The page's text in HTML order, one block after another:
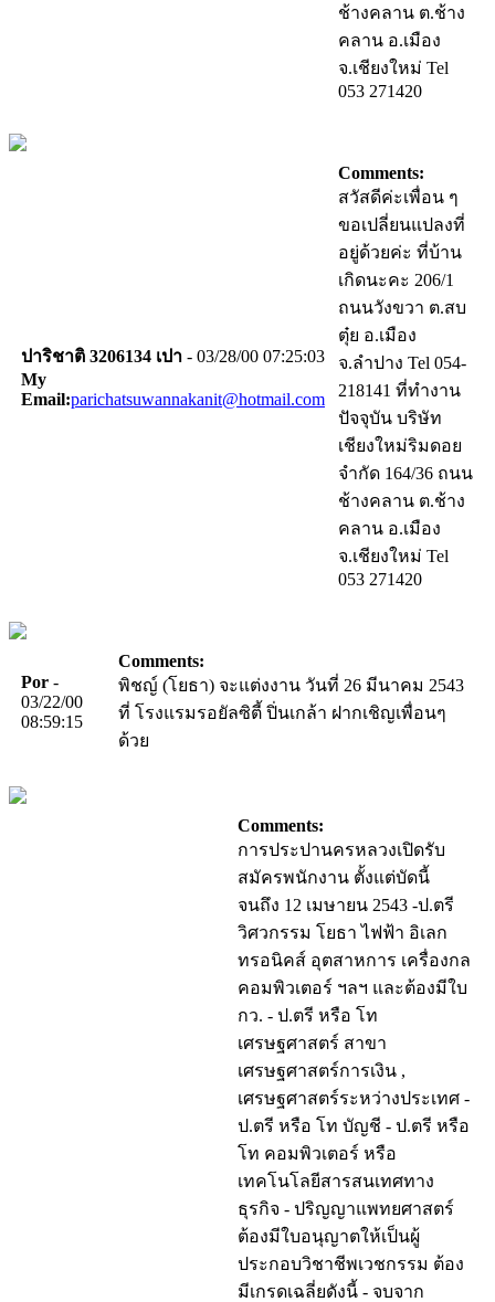
ช้างคลาน ต.ช้าง
คลาน อ.เมือง
จ.เชียงใหม่ Tel
053 271420
ปาริชาติ 3206134 เปา - 03/28/00 07:25:03
My
Email:parichatsuwannakanit@hotmail.com
Comments:
สวัสดีค่ะเพื่อน ๆ
ขอเปลี่ยนแปลงที่
อยู่ด้วยค่ะ ที่บ้าน
เกิดนะคะ 206/1
ถนนวังขวา ต.สบ
ตุ๋ย อ.เมือง
จ.ลำปาง Tel 054-
218141 ที่ทำงาน
ปัจจุบัน บริษัท
เชียงใหม่ริมดอย
จำกัด 164/36 ถนน
ช้างคลาน ต.ช้าง
คลาน อ.เมือง
จ.เชียงใหม่ Tel
053 271420
Por -
03/22/00
08:59:15
Comments:
พิชญ์ (โยธา) จะแต่งงาน วันที่ 26 มีนาคม 2543
ที่ โรงแรมรอยัลซิตี้ ปิ่นเกล้า ฝากเชิญเพื่อนๆ
ด้วย
Comments:
การประปานครหลวงเปิดรับ
สมัครพนักงาน ตั้งแต่บัดนี้
จนถึง 12 เมษายน 2543 -ป.ตรี
วิศวกรรม โยธา ไฟฟ้า อิเลก
ทรอนิคส์ อุตสาหการ เครื่องกล
คอมพิวเตอร์ ฯลฯ และต้องมีใบ
กว. - ป.ตรี หรือ โท
เศรษฐศาสตร์ สาขา
เศรษฐศาสตร์การเงิน ,
เศรษฐศาสตร์ระหว่างประเทศ -
ป.ตรี หรือ โท บัญชี - ป.ตรี หรือ
โท คอมพิวเตอร์ หรือ
เทคโนโลยีสารสนเทศทาง
ธุรกิจ - ปริญญาแพทยศาสตร์
ต้องมีใบอนุญาตให้เป็นผู้
ประกอบวิชาชีพเวชกรรม ต้อง
มีเกรดเฉลี่ยดังนี้ - จบจาก